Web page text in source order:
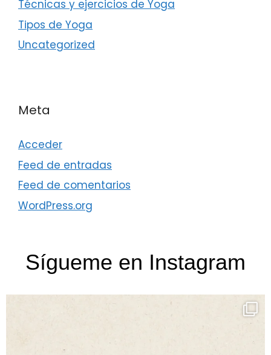
Técnicas y ejercicios de Yoga
Tipos de Yoga
Uncategorized
Meta
Acceder
Feed de entradas
Feed de comentarios
WordPress.org
Sígueme en Instagram